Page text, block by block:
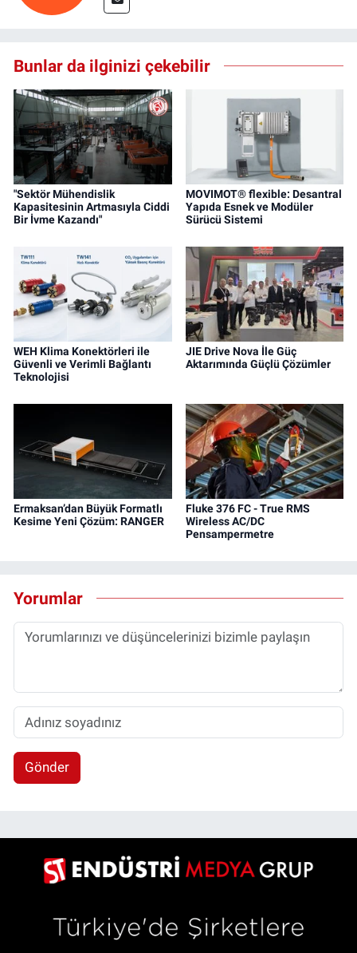
Bunlar da ilginizi çekebilir
"Sektör Mühendislik
Kapasitesinin Artmasıyla Ciddi
Bir İvme Kazandı"
MOVIMOT® flexible: Desantral
Yapıda Esnek ve Modüler
Sürücü Sistemi
WEH Klima Konektörleri ile
Güvenli ve Verimli Bağlantı
Teknolojisi
JIE Drive Nova İle Güç
Aktarımında Güçlü Çözümler
Ermaksan’dan Büyük Formatlı
Kesime Yeni Çözüm: RANGER
Fluke 376 FC - True RMS
Wireless AC/DC
Pensampermetre
Yorumlar
Gönder